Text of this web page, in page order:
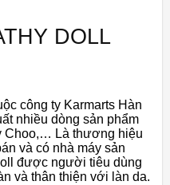
DOLL
công ty Karmarts Hàn
nhiều dòng sản phẩm
Choo,… Là thương hiệu
và có nhà máy sản
được người tiêu dùng
và thân thiện với làn da.